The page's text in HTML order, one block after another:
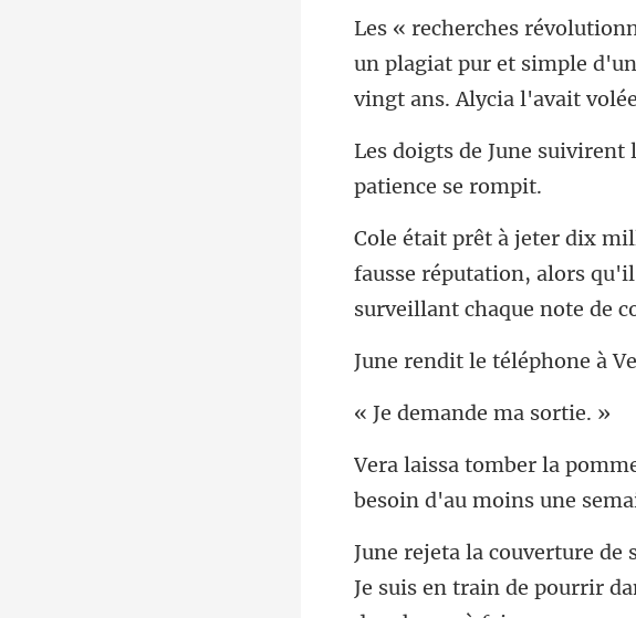
un plagiat pur et simple
fausse réputation, alors
e à
ande ma
besoin d'au m
Je suis en train de pourrir